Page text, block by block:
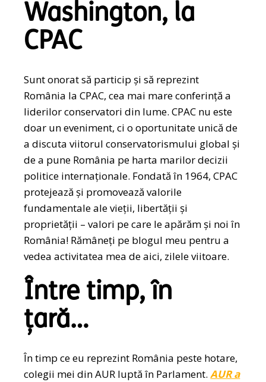
Washington, la
CPAC
Sunt onorat să particip și să reprezint
România la CPAC, cea mai mare conferință a
liderilor conservatori din lume. CPAC nu este
doar un eveniment, ci o oportunitate unică de
a discuta viitorul conservatorismului global și
de a pune România pe harta marilor decizii
politice internaționale. Fondată în 1964, CPAC
protejează și promovează valorile
fundamentale ale vieții, libertății și
proprietății – valori pe care le apărăm și noi în
România! Rămâneți pe blogul meu pentru a
vedea activitatea mea de aici, zilele viitoare.
Între timp, în
țară…
În timp ce eu reprezint România peste hotare,
colegii mei din AUR luptă în Parlament.AUR a